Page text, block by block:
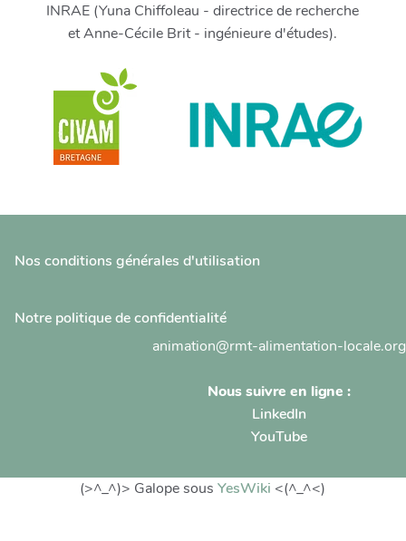
INRAE (Yuna Chiffoleau - directrice de recherche
et Anne-Cécile Brit - ingénieure d'études).
Nos conditions générales d'utilisation
Notre politique de confidentialité
animation@rmt-alimentation-locale.org
Nous suivre en ligne :
LinkedIn
YouTube
(>^_^)> Galope sousYesWiki <(^_^<)